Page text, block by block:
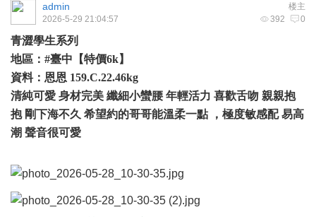
楼主
admin
392 0
2026-5-29 21:04:57
青澀學生系列
地區：#臺中【特價6k】
資料：恩恩 159.C.22.46kg
清純可愛 身材完美 纖細小蠻腰 年輕活力 喜歡舌吻 親親抱
抱 剛下海不久 希望約的哥哥能溫柔一點 ，極度敏感配 易高
潮 聲音很可愛